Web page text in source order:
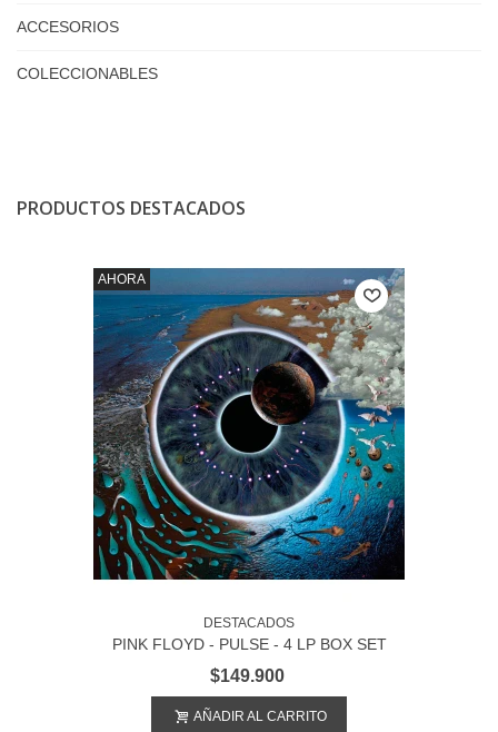
ACCESORIOS
COLECCIONABLES
PRODUCTOS DESTACADOS
AHORA
DESTACADOS
PINK FLOYD - PULSE - 4 LP BOX SET
$149.900
AÑADIR AL CARRITO